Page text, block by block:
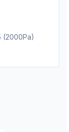
(2000Pa)